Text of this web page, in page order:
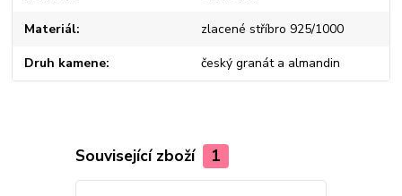
Materiál zlacené stříbro 925/1000
Druh kamene český granát a almandin
Související zboží 1